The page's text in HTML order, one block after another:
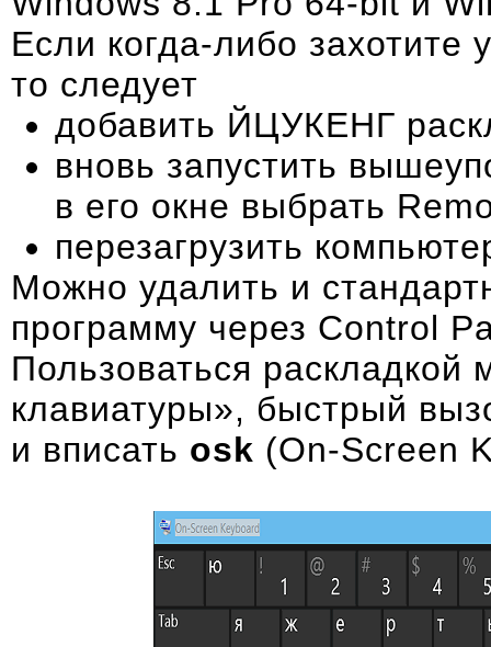
Если когда-либо захотите
то следует
добавить ЙЦУКЕНГ
вновь запустить
в его окне выбрать
перезагрузить
Можно удалить и
программу через Control
Пользоваться
клавиатуры», быстрый
и вписать osk (On-Screen